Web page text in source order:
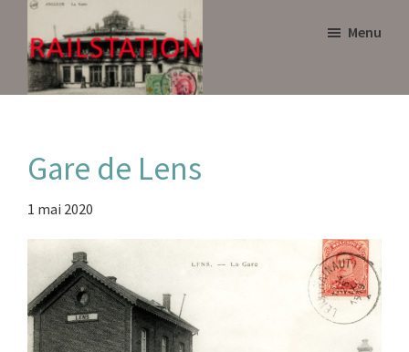
main
content
primary
sidebar
Menu
Gare de Lens
1 mai 2020